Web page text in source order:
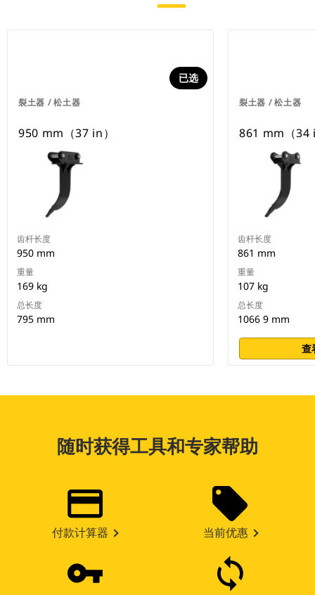
裂土器 / 松土器
已选
950 mm（37 in）
齿杆长度
950 mm
重量
169 kg
总长度
795 mm
裂土器 / 松土器
861 mm（34
齿杆长度
861 mm
重量
107 kg
总长度
1066 9 mm
查
随时获得工具和专家帮助
付款计算器 当前优惠